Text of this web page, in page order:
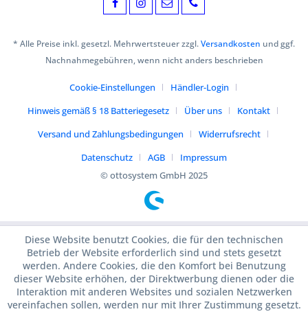
* Alle Preise inkl. gesetzl. Mehrwertsteuer zzgl.Versandkosten und ggf.
Nachnahmegebühren, wenn nicht anders beschrieben
Cookie-Einstellungen
Händler-Login
Hinweis gemäß § 18 Batteriegesetz
Über uns
Kontakt
Versand und Zahlungsbedingungen
Widerrufsrecht
Datenschutz
AGB
Impressum
© ottosystem GmbH 2025
Diese Website benutzt Cookies, die für den technischen
Betrieb der Website erforderlich sind und stets gesetzt
werden. Andere Cookies, die den Komfort bei Benutzung
dieser Website erhöhen, der Direktwerbung dienen oder die
Interaktion mit anderen Websites und sozialen Netzwerken
vereinfachen sollen, werden nur mit Ihrer Zustimmung gesetzt.